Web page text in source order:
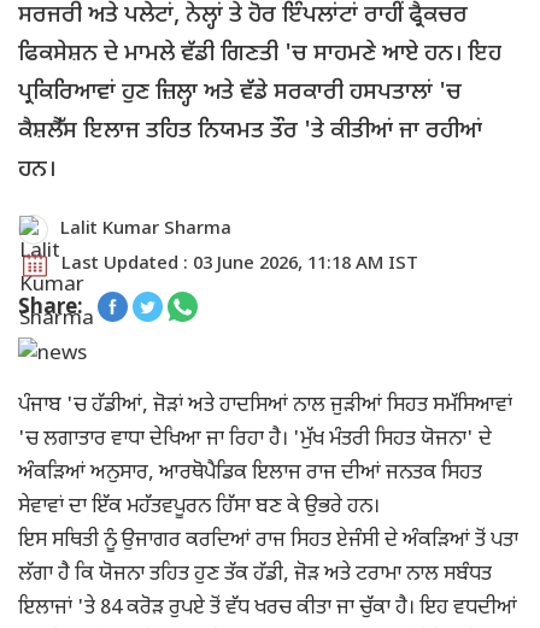
ਸਰਜਰੀ ਅਤੇ ਪਲੇਟਾਂ, ਨੇਲ੍ਹਾਂ ਤੇ ਹੋਰ ਇੰਪਲਾਂਟਾਂ ਰਾਹੀਂ ਫ੍ਰੈਕਚਰ
ਫਿਕਸੇਸ਼ਨ ਦੇ ਮਾਮਲੇ ਵੱਡੀ ਗਿਣਤੀ 'ਚ ਸਾਹਮਣੇ ਆਏ ਹਨ। ਇਹ
ਪ੍ਰਕਿਰਿਆਵਾਂ ਹੁਣ ਜ਼ਿਲ੍ਹਾ ਅਤੇ ਵੱਡੇ ਸਰਕਾਰੀ ਹਸਪਤਾਲਾਂ 'ਚ
ਕੈਸ਼ਲੈੱਸ ਇਲਾਜ ਤਹਿਤ ਨਿਯਮਤ ਤੌਰ 'ਤੇ ਕੀਤੀਆਂ ਜਾ ਰਹੀਆਂ
ਹਨ।
Lalit Kumar Sharma
Last Updated : 03 June 2026, 11:18 AM IST
Share:
ਪੰਜਾਬ 'ਚ ਹੱਡੀਆਂ, ਜੋੜਾਂ ਅਤੇ ਹਾਦਸਿਆਂ ਨਾਲ ਜੁੜੀਆਂ ਸਿਹਤ ਸਮੱਸਿਆਵਾਂ
'ਚ ਲਗਾਤਾਰ ਵਾਧਾ ਦੇਖਿਆ ਜਾ ਰਿਹਾ ਹੈ। 'ਮੁੱਖ ਮੰਤਰੀ ਸਿਹਤ ਯੋਜਨਾ' ਦੇ
ਅੰਕੜਿਆਂ ਅਨੁਸਾਰ, ਆਰਥੋਪੈਡਿਕ ਇਲਾਜ ਰਾਜ ਦੀਆਂ ਜਨਤਕ ਸਿਹਤ
ਸੇਵਾਵਾਂ ਦਾ ਇੱਕ ਮਹੱਤਵਪੂਰਨ ਹਿੱਸਾ ਬਣ ਕੇ ਉਭਰੇ ਹਨ।
ਇਸ ਸਥਿਤੀ ਨੂੰ ਉਜਾਗਰ ਕਰਦਿਆਂ ਰਾਜ ਸਿਹਤ ਏਜੰਸੀ ਦੇ ਅੰਕੜਿਆਂ ਤੋਂ ਪਤਾ
ਲੱਗਾ ਹੈ ਕਿ ਯੋਜਨਾ ਤਹਿਤ ਹੁਣ ਤੱਕ ਹੱਡੀ, ਜੋੜ ਅਤੇ ਟਰਾਮਾ ਨਾਲ ਸਬੰਧਤ
ਇਲਾਜਾਂ 'ਤੇ 84 ਕਰੋੜ ਰੁਪਏ ਤੋਂ ਵੱਧ ਖਰਚ ਕੀਤਾ ਜਾ ਚੁੱਕਾ ਹੈ। ਇਹ ਵਧਦੀਆਂ